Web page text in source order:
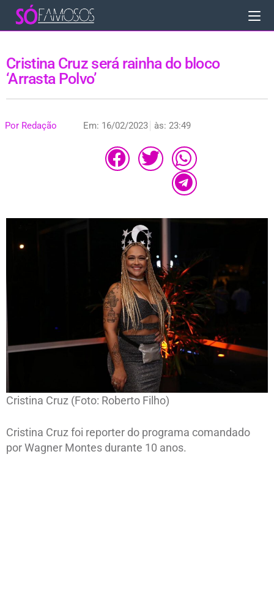
Cristina Cruz será rainha do bloco
‘Arrasta Polvo’
Por Redação Em: 16/02/2023 às: 23:49
Cristina Cruz (Foto: Roberto Filho)
Cristina Cruz foi reporter do programa comandado
por Wagner Montes durante 10 anos.